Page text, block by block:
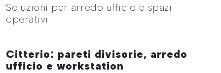
Soluzioni per arredo ufficio e spazi
operativi
Citterio: pareti divisorie, arredo
ufficio e workstation